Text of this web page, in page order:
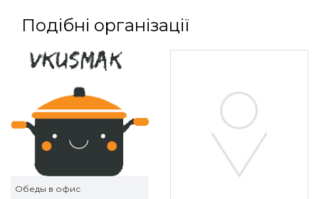
Подібні організації
Обеды в офис